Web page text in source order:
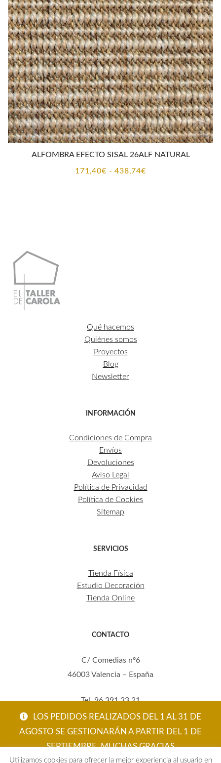
LOS PEDIDOS REALIZADOS DEL 1 AL 31 DE
AGOSTO SE GESTIONARÁN A PARTIR DEL 1 DE
SEPTIEMBRE. MUCHAS GRACIAS
ALFOMBRA EFECTO SISAL 26ALF NATURAL
171,40€ - 438,74€Rango
Qué hacemos
Quiénes somos
Proyectos
Blog
Newsletter
INFORMACIÓN
Condiciones de Compra
Envíos
Devoluciones
Aviso Legal
Política de Privacidad
Política de Cookies
Sitemap
SERVICIOS
Tienda Física
Estudio Decoración
Tienda Online
CONTACTO
C/ Comedias nº6
46003 Valencia – España
Tel. 96 391 33 21
Mov. 620 123 461
carola@eltallerdecarola.com
Utilizamos cookies para ofrecer la mejor experiencia al usuario en